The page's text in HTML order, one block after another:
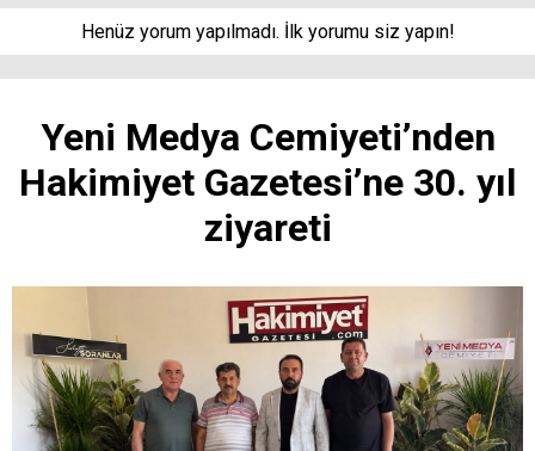
Henüz yorum yapılmadı. İlk yorumu siz yapın!
Yeni Medya Cemiyeti’nden
Hakimiyet Gazetesi’ne 30. yıl
ziyareti